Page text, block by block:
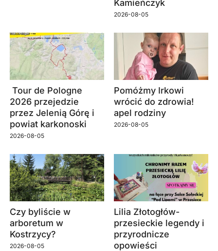
Kamieńczyk
2026-08-05
Tour de Pologne
2026 przejedzie
przez Jelenią Górę i
powiat karkonoski
2026-08-05
Pomóżmy Irkowi
wrócić do zdrowia!
apel rodziny
2026-08-05
Czy byliście w
arboretum w
Kostrzycy?
2026-08-05
Lilia Złotogłów-
przesieckie legendy i
przyrodnicze
opowieści